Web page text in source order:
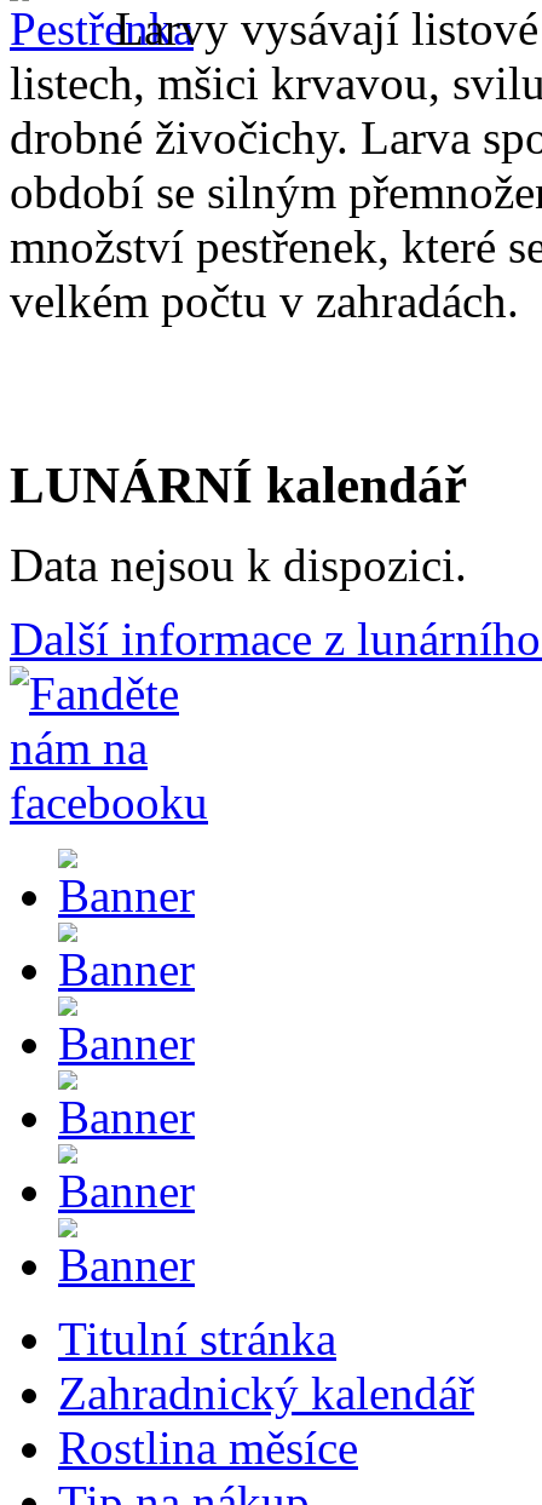
Larvy vysávají listové
listech, mšici krvavou,
drobné živočichy. Larva
období se silným
množství pestřenek, které
velkém počtu v zahradách.
LUNÁRNÍ kalendář
Data nejsou k dispozici.
Další informace z
Titulní stránka
Zahradnický kalendář
Rostlina měsíce